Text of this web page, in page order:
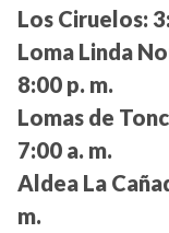
Los Ciruelos:
Loma Linda
8:00 p. m.
Lomas de
7:00 a. m.
Aldea La
m.